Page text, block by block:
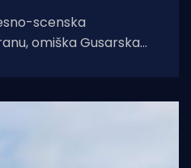
scenska
omiška Gusarska